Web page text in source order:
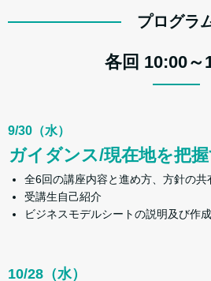
プログラ
各回 10:00～
9/30（水）
ガイダンス/現在地を把
全6回の講座内容と進め方、方針の共
受講生自己紹介
ビジネスモデルシートの説明及び作成
10/28（水）